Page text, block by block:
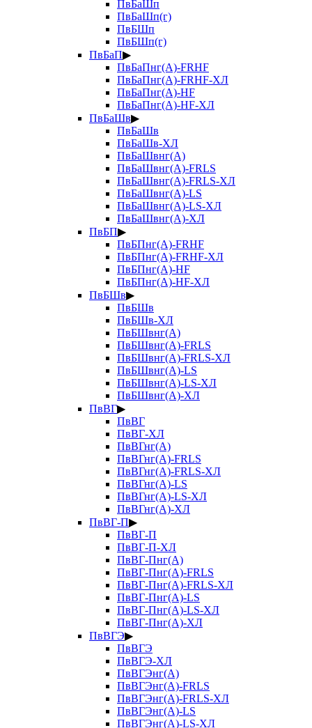
ПвБаШп
ПвБаШп(г)
ПвБШп
ПвБШп(г)
ПвБаП▶
ПвБаПнг(А)-FRHF
ПвБаПнг(А)-FRHF-ХЛ
ПвБаПнг(А)-HF
ПвБаПнг(А)-HF-ХЛ
ПвБаШв▶
ПвБаШв
ПвБаШв-ХЛ
ПвБаШвнг(А)
ПвБаШвнг(А)-FRLS
ПвБаШвнг(А)-FRLS-ХЛ
ПвБаШвнг(А)-LS
ПвБаШвнг(А)-LS-ХЛ
ПвБаШвнг(А)-ХЛ
ПвБП▶
ПвБПнг(А)-FRHF
ПвБПнг(А)-FRHF-ХЛ
ПвБПнг(А)-HF
ПвБПнг(А)-HF-ХЛ
ПвБШв▶
ПвБШв
ПвБШв-ХЛ
ПвБШвнг(А)
ПвБШвнг(А)-FRLS
ПвБШвнг(А)-FRLS-ХЛ
ПвБШвнг(А)-LS
ПвБШвнг(А)-LS-ХЛ
ПвБШвнг(А)-ХЛ
ПвВГ▶
ПвВГ
ПвВГ-ХЛ
ПвВГнг(А)
ПвВГнг(А)-FRLS
ПвВГнг(А)-FRLS-ХЛ
ПвВГнг(А)-LS
ПвВГнг(А)-LS-ХЛ
ПвВГнг(А)-ХЛ
ПвВГ-П▶
ПвВГ-П
ПвВГ-П-ХЛ
ПвВГ-Пнг(А)
ПвВГ-Пнг(А)-FRLS
ПвВГ-Пнг(А)-FRLS-ХЛ
ПвВГ-Пнг(А)-LS
ПвВГ-Пнг(А)-LS-ХЛ
ПвВГ-Пнг(А)-ХЛ
ПвВГЭ▶
ПвВГЭ
ПвВГЭ-ХЛ
ПвВГЭнг(А)
ПвВГЭнг(А)-FRLS
ПвВГЭнг(А)-FRLS-ХЛ
ПвВГЭнг(А)-LS
ПвВГЭнг(А)-LS-ХЛ